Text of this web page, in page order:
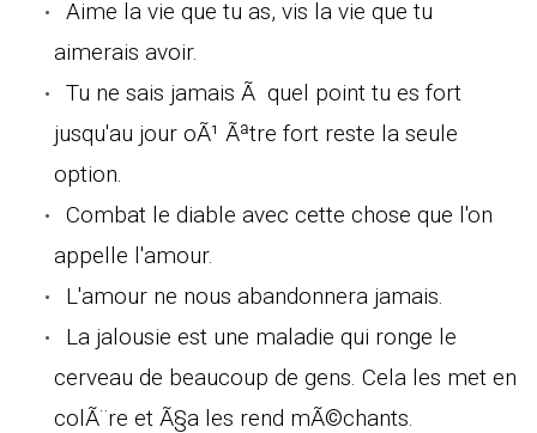
Aime la vie que tu as, vis la vie que tu
aimerais avoir.
Tu ne sais jamais Ã quel point tu es fort
jusqu'au jour oÃ¹ Ãªtre fort reste la seule
option.
Combat le diable avec cette chose que l'on
appelle l'amour.
L'amour ne nous abandonnera jamais.
La jalousie est une maladie qui ronge le
cerveau de beaucoup de gens. Cela les met en
colÃ¨re et Ã§a les rend mÃ©chants.